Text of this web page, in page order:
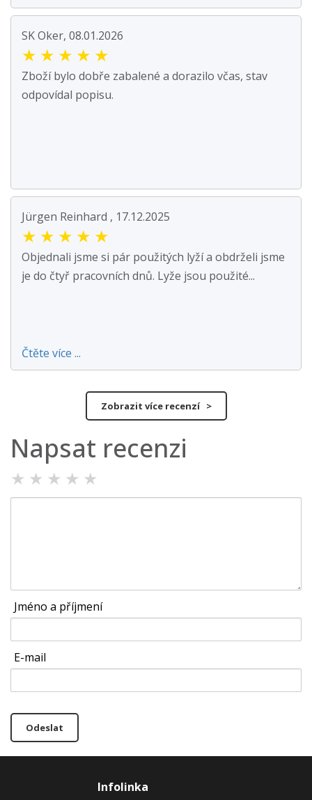
SK Oker, 08.01.2026
★ ★ ★ ★ ★
Zboží bylo dobře zabalené a dorazilo včas, stav
odpovídal popisu.
Jürgen Reinhard , 17.12.2025
★ ★ ★ ★ ★
Objednali jsme si pár použitých lyží a obdrželi jsme
je do čtyř pracovních dnů. Lyže jsou použité...
Čtěte více ...
Zobrazit více recenzí >
Napsat recenzi
★ ★ ★ ★ ★
Jméno a příjmení
E-mail
Odeslat
Infolinka